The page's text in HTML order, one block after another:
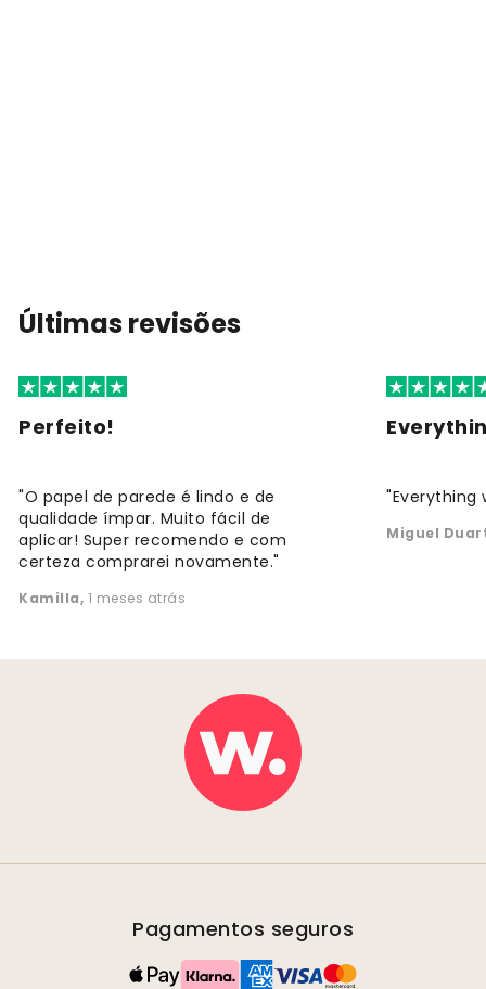
Últimas revisões
Perfeito!
"O papel de parede é lindo e de
qualidade ímpar. Muito fácil de
aplicar! Super recomendo e com
certeza comprarei novamente."
Kamilla, 1 meses atrás
"Everything
Miguel
Pagamentos seguros